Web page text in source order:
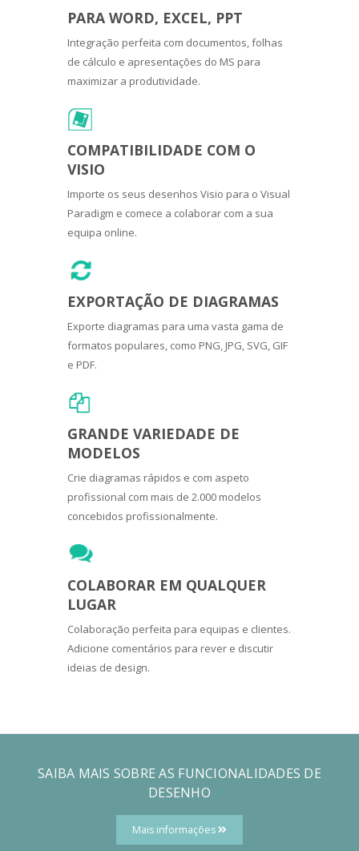
PARA WORD, EXCEL, PPT
Integração perfeita com documentos, folhas
de cálculo e apresentações do MS para
maximizar a produtividade.
COMPATIBILIDADE COM O
VISIO
Importe os seus desenhos Visio para o Visual
Paradigm e comece a colaborar com a sua
equipa online.
EXPORTAÇÃO DE DIAGRAMAS
Exporte diagramas para uma vasta gama de
formatos populares, como PNG, JPG, SVG, GIF
e PDF.
GRANDE VARIEDADE DE
MODELOS
Crie diagramas rápidos e com aspeto
profissional com mais de 2.000 modelos
concebidos profissionalmente.
COLABORAR EM QUALQUER
LUGAR
Colaboração perfeita para equipas e clientes.
Adicione comentários para rever e discutir
ideias de design.
SAIBA MAIS SOBRE AS FUNCIONALIDADES DE
DESENHO
Mais informações